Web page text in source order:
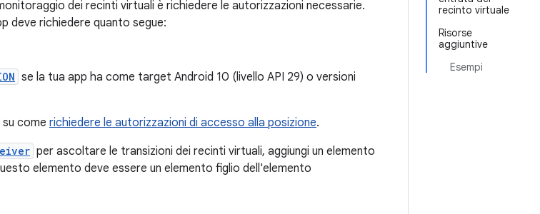
recinto virtuale
Risorse
aggiuntive
Esempi
dei recinti virtuali è richiedere le autorizzazioni necessarie.
deve richiedere quanto segue:
se la tua app ha come target Android 10 (livello API 29) o versioni
su come richiedere le autorizzazioni di accesso alla posizione.
per ascoltare le transizioni dei recinti virtuali, aggiungi un elemento
elemento deve essere un elemento figlio dell'elemento